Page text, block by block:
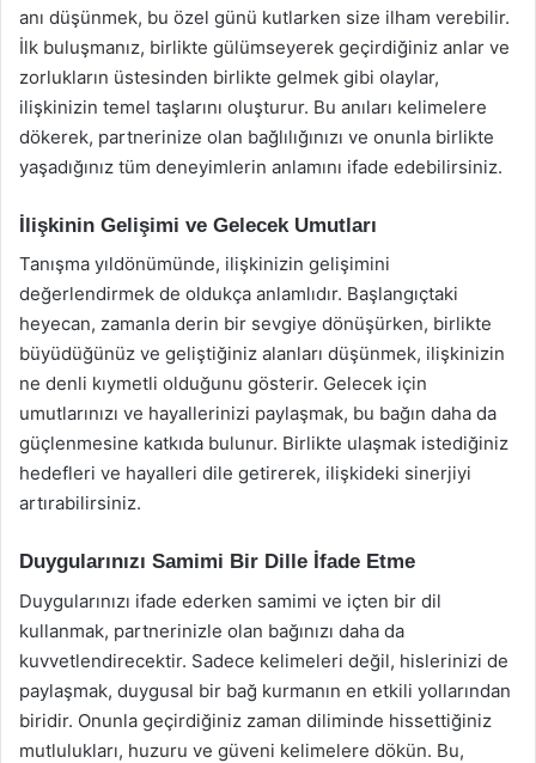
anı düşünmek, bu özel günü kutlarken size ilham verebilir.
İlk buluşmanız, birlikte gülümseyerek geçirdiğiniz anlar ve
zorlukların üstesinden birlikte gelmek gibi olaylar,
ilişkinizin temel taşlarını oluşturur. Bu anıları kelimelere
dökerek, partnerinize olan bağlılığınızı ve onunla birlikte
yaşadığınız tüm deneyimlerin anlamını ifade edebilirsiniz.
İlişkinin Gelişimi ve Gelecek Umutları
Tanışma yıldönümünde, ilişkinizin gelişimini
değerlendirmek de oldukça anlamlıdır. Başlangıçtaki
heyecan, zamanla derin bir sevgiye dönüşürken, birlikte
büyüdüğünüz ve geliştiğiniz alanları düşünmek, ilişkinizin
ne denli kıymetli olduğunu gösterir. Gelecek için
umutlarınızı ve hayallerinizi paylaşmak, bu bağın daha da
güçlenmesine katkıda bulunur. Birlikte ulaşmak istediğiniz
hedefleri ve hayalleri dile getirerek, ilişkideki sinerjiyi
artırabilirsiniz.
Duygularınızı Samimi Bir Dille İfade Etme
Duygularınızı ifade ederken samimi ve içten bir dil
kullanmak, partnerinizle olan bağınızı daha da
kuvvetlendirecektir. Sadece kelimeleri değil, hislerinizi de
paylaşmak, duygusal bir bağ kurmanın en etkili yollarından
biridir. Onunla geçirdiğiniz zaman diliminde hissettiğiniz
mutlulukları, huzuru ve güveni kelimelere dökün. Bu,